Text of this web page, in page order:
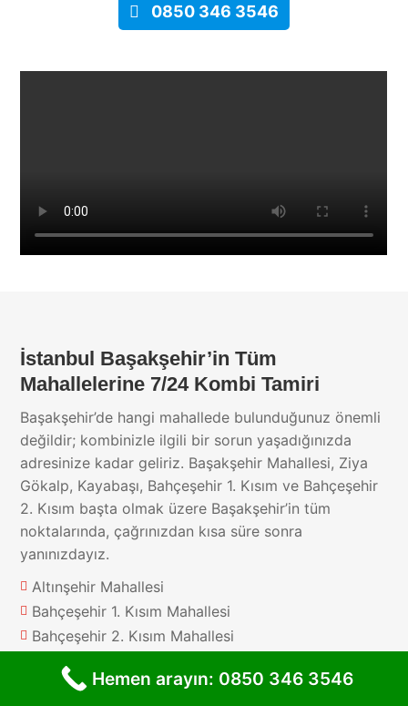
0850 346 3546
İstanbul Başakşehir’in Tüm
Mahallelerine 7/24 Kombi Tamiri
Başakşehir’de hangi mahallede bulunduğunuz önemli
değildir; kombinizle ilgili bir sorun yaşadığınızda
adresinize kadar geliriz. Başakşehir Mahallesi, Ziya
Gökalp, Kayabaşı, Bahçeşehir 1. Kısım ve Bahçeşehir
2. Kısım başta olmak üzere Başakşehir’in tüm
noktalarında, çağrınızdan kısa süre sonra
yanınızdayız.
 Altınşehir Mahallesi
 Bahçeşehir 1. Kısım Mahallesi
 Bahçeşehir 2. Kısım Mahallesi
Başakşehir Mahallesi
Hemen arayın: 0850 346 3546